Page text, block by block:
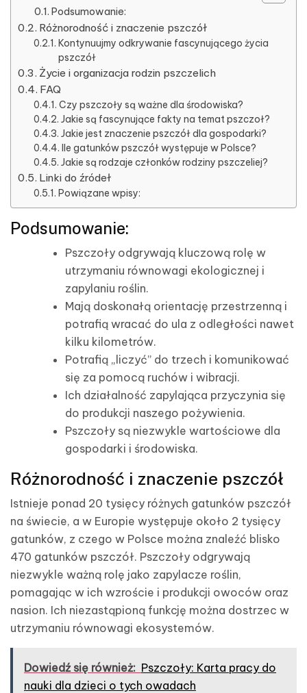
Podsumowanie:
Różnorodność i znaczenie pszczół
Kontynuujmy odkrywanie fascynującego życia
pszczół
Życie i organizacja rodzin pszczelich
FAQ
Czy pszczoły są ważne dla środowiska?
Jakie są fascynujące fakty na temat pszczoł?
Jakie jest znaczenie pszczół dla gospodarki?
Ile gatunków pszczół występuje w Polsce?
Jakie są rodzaje członków rodziny pszczeliej?
Linki do źródeł
Powiązane wpisy:
Podsumowanie:
Pszczoły odgrywają kluczową rolę w
utrzymaniu równowagi ekologicznej i
zapylaniu roślin.
Mają doskonałą orientację przestrzenną i
potrafią wracać do ula z odległości nawet
kilku kilometrów.
Potrafią „liczyć” do trzech i komunikować
się za pomocą ruchów i wibracji.
Ich działalność zapylająca przyczynia się
do produkcji naszego pożywienia.
Pszczoły są niezwykle wartościowe dla
gospodarki i środowiska.
Różnorodność i znaczenie pszczół
Istnieje ponad 20 tysięcy różnych gatunków pszczół
na świecie, a w Europie występuje około 2 tysięcy
gatunków, z czego w Polsce można znaleźć blisko
470 gatunków pszczół. Pszczoły odgrywają
niezwykle ważną rolę jako zapylacze roślin,
pomagając w ich wzroście i produkcji owoców oraz
nasion. Ich niezastąpioną funkcję można dostrzec w
utrzymaniu równowagi ekosystemów.
Dowiedź się również: Pszczoły: Karta pracy do
nauki dla dzieci o tych owadach